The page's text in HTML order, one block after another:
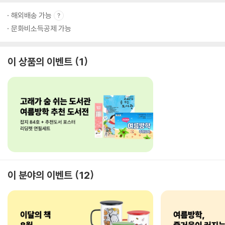
해외배송 가능
문화비소득공제 가능
이 상품의 이벤트 1
이 분야의 이벤트 12